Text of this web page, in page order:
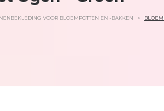
VOOR BLOEMPOTTEN EN -BAKKEN >